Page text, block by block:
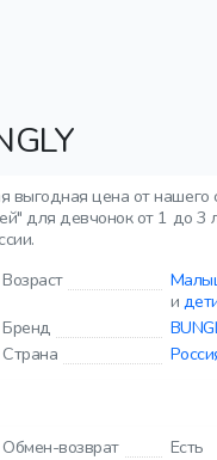
цена от нашего
для девчонок от 1 до 3
Возраст
и
Бренд
Страна
Обмен-возврат
Есть